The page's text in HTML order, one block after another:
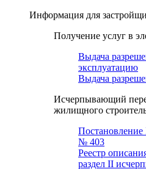
Информация для
Получение услуг в
Выдача
эксплуатацию
Выдача
Исчерпывающий
жилищного
Постановление
№ 403
Реестр
раздел II